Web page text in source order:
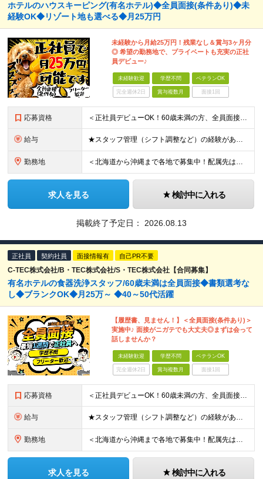
ホテルのハウスキーピング(有名ホテル)◆全員面接(条件あり)◆未
経験OK◆リゾート地も選べる◆月25万円
未経験から月給25万円！残業なし＆賞与3ヶ月分
◎ 希望の勤務地で、プライベートも充実の正社
員デビュー♪
未経験歓迎 学歴不問 ベテランOK
完全週休2日 賞与複数月 面接1回
応募資格 ＜正社員デビューOK！60歳未満の方、全員面接＞ ◆学歴・経歴不問 ◆転職回数が多くてもOK ◆未経験／第二新卒OK ◆ブランクありOK ◆60歳未満の方（※定年年齢を上限として募集するため） ☆普
給与 ★スタッフ管理（シフト調整など）の経験があれば【月給28万円以上】 ★賞与支給実績：基本給の2ヶ月分～3ヶ月分 ＝＝ライフスタイルに合わせて働き方を選べます＝＝ ■正社員 ＜未経験者＞月給25万円(
勤務地 ＜北海道から沖縄まで各地で募集中！配属先は希望に合わせて決定します＞ ■北海道 ・パーク ハイアット ニセコ HANAZONO ★住み込み可 北海道虻田郡倶知安町字岩尾別328-47 ・インターコン
求人を見る 検討中に入れる
掲載終了予定日： 2026.08.13
正社員 契約社員 面接情報有 自己PR不要
C-TEC株式会社/B・TEC株式会社/S・TEC株式会社【合同募集】
有名ホテルの食器洗浄スタッフ/60歳未満は全員面接◆書類選考な
し◆ブランクOK◆月25万～ ◆40～50代活躍
【履歴書、見ません！】＜全員面接(条件あり)＞
実施中♪ 面接がニガテでも大丈夫◎まずは会って
話しませんか？
未経験歓迎 学歴不問 ベテランOK
完全週休2日 賞与複数月 面接1回
応募資格 ＜正社員デビューOK！60歳未満の方、全員面接＞ ◆学歴・経歴不問 ◆転職回数が多くてもOK ◆未経験／第二新卒OK ◆ブランクありOK ◆60歳未満の方（※定年年齢を上限として募集するため） ☆普
給与 ★スタッフ管理（シフト調整など）の経験があれば【月給28万円以上】 ★賞与支給実績：基本給の2ヶ月分～3ヶ月分 ＝＝ライフスタイルに合わせて働き方を選べます＝＝ ■正社員 ＜未経験者＞月給25万円～
勤務地 ＜北海道から沖縄まで各地で募集中！配属先は希望に合わせて決定します＞ ■北海道 ・パーク ハイアット ニセコ HANAZONO ★住み込み可 北海道虻田郡倶知安町字岩尾別328-47 ■東京都 ・
求人を見る 検討中に入れる